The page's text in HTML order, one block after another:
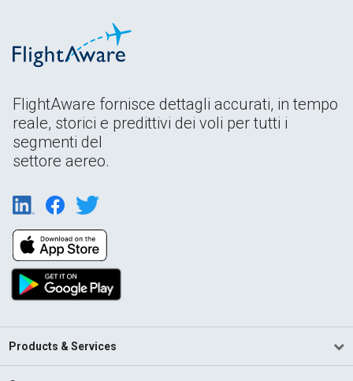
FlightAware fornisce dettagli accurati, in tempo
reale, storici e predittivi dei voli per tutti i
segmenti del
settore aereo.
Products & Services